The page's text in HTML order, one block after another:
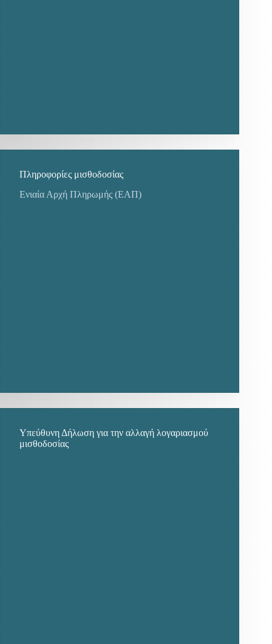
Πληροφορίες μισθοδοσίας
Ενιαία Αρχή Πληρωμής (ΕΑΠ)
Υπεύθυνη Δήλωση για την αλλαγή λογαριασμού
μισθοδοσίας